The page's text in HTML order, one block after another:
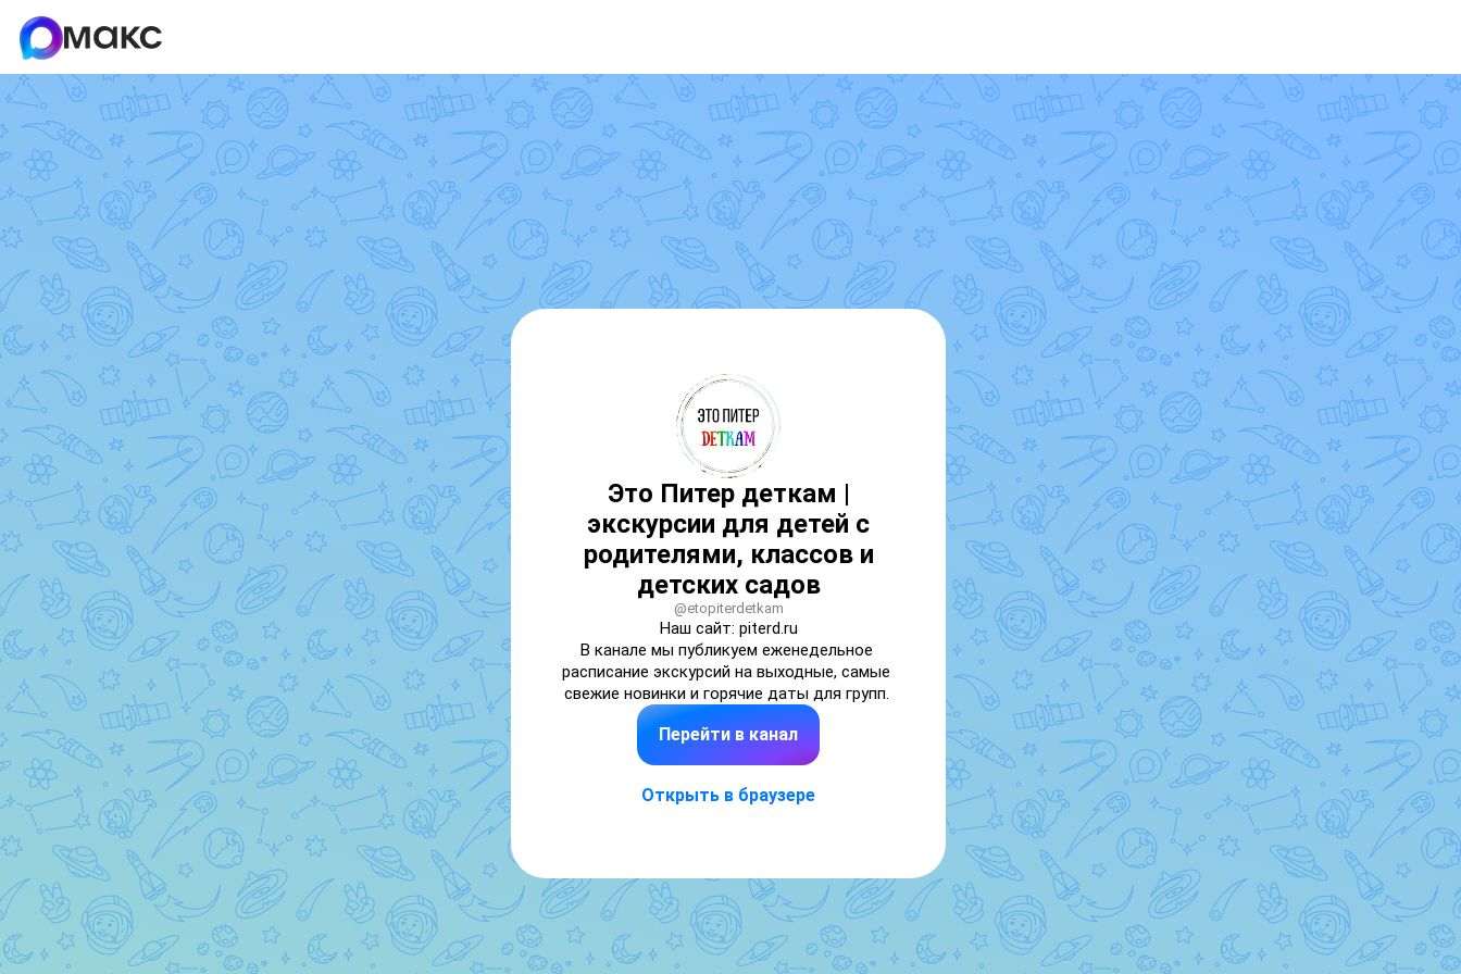
Это Питер деткам |
экскурсии для детей с
родителями, классов и
детских садов
@etopiterdetkam
Наш сайт: piterd.ru
В канале мы публикуем еженедельное
расписание экскурсий на выходные, самые
Перейти в канал
Открыть в браузере